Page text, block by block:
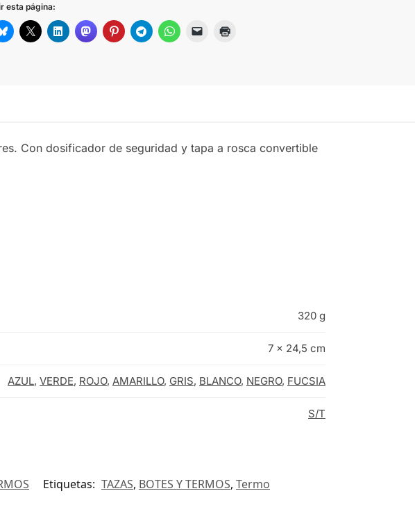
esta página:
Con dosificador de seguridad y tapa a rosca convertible
320 g
7 × 24,5 cm
AZUL, VERDE, ROJO, AMARILLO, GRIS, BLANCO, NEGRO, FUCSIA
S/T
Etiquetas: TAZAS, BOTES Y TERMOS, Termo